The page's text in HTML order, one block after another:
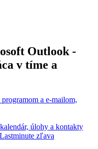
Outlook -
v tíme a
úlohy a kontakty